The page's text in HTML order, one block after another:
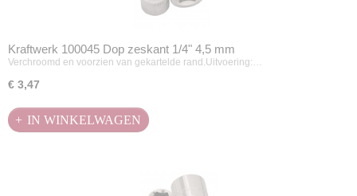
Kraftwerk 100045 Dop zeskant 1/4" 4,5 mm
Verchroomd en voorzien van gekartelde rand.Uitvoering:…
€ 3,47
IN WINKELWAGEN